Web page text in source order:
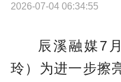
2026-07-04 06:34:55
辰溪融媒7
玲）为进一步擦